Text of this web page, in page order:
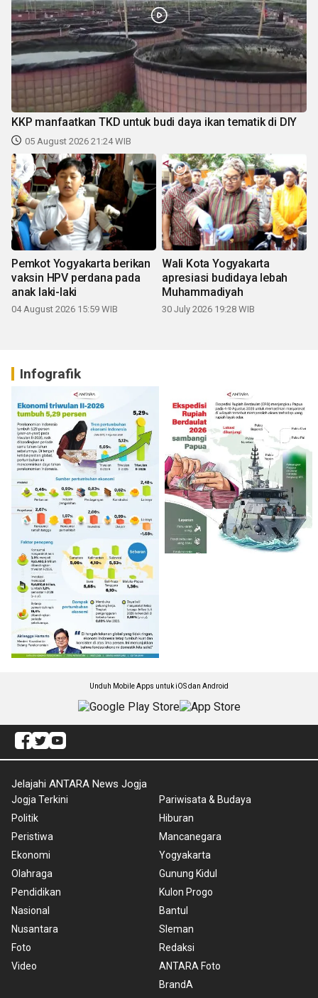
KKP manfaatkan TKD untuk budi daya ikan tematik di DIY
05 August 2026 21:24 WIB
Pemkot Yogyakarta berikan
vaksin HPV perdana pada
anak laki-laki
04 August 2026 15:59 WIB
Wali Kota Yogyakarta
apresiasi budidaya lebah
Muhammadiyah
30 July 2026 19:28 WIB
Infografik
Unduh Mobile Apps untuk iOS dan Android
Jelajahi ANTARA News Jogja
Jogja Terkini
Politik
Peristiwa
Ekonomi
Olahraga
Pendidikan
Nasional
Nusantara
Foto
Video
Pariwisata & Budaya
Hiburan
Mancanegara
Yogyakarta
Gunung Kidul
Kulon Progo
Bantul
Sleman
Redaksi
ANTARA Foto
BrandA